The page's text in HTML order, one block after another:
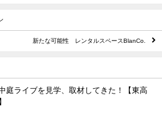
新たな可能性 レンタルスペースBlanCo.
庭ライブを見学、取材してきた！【東高